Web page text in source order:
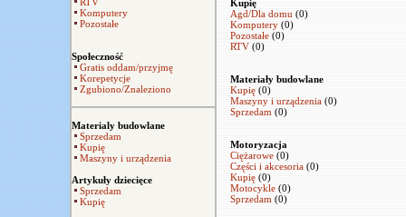
Komputery
Pozostałe
Społeczność
Gratis oddam/przyjmę
Korepetycje
Zgubiono/Znaleziono
Materialy budowlane
Sprzedam
Kupię
Maszyny i urządzenia
Artykuły dziecięce
Sprzedam
Kupię
Kupię
Agd/Dla domu (0)
Komputery(0)
Pozostałe(0)
RTV(0)
Materiały budowlane
Kupię(0)
Maszyny i urządzenia(0)
Sprzedam (0)
Motoryzacja
Ciężarowe(0)
Części i akcesoria(0)
Kupię(0)
Motocykle(0)
Sprzedam (0)